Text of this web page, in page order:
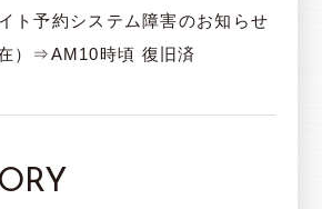
ト予約システム障害のお知らせ
）⇒AM10時頃 復旧済